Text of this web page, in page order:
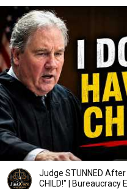
Judge STUNNED After
CHILD!" | Bureaucracy